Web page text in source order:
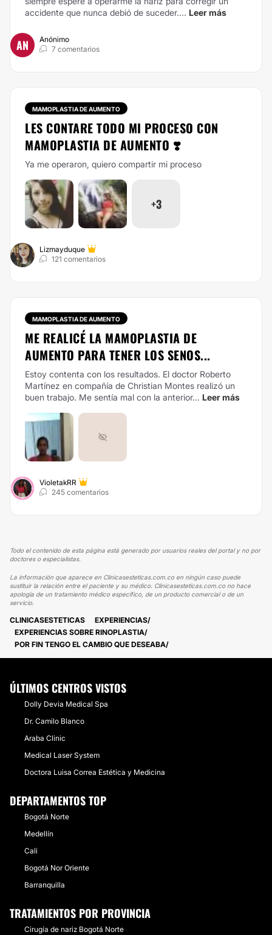
accidente que nunca debió de suceder.... Leer más
AN
Anónimo
7 comentarios
MAMOPLASTIA DE AUMENTO
LES CONTARE TODO MI PROCESO CON
MAMOPLASTIA DE AUMENTO ❣️
Ya me operaron, quiero compartir mi proceso
+3
Lizmayduque
121 comentarios
MAMOPLASTIA DE AUMENTO
ME REALICÉ LA MAMOPLASTIA DE
AUMENTO PARA TENER LOS SENOS...
Estoy contenta con los resultados. El doctor Roberto
Martínez en compañía de Christian Montes realizó un
buen trabajo. Me sentía mal con la anterior... Leer más
VioletakRR
245 comentarios
Todo el contenido de esta página está generado por usuarios reales del portal y no por
doctores o especialistas.
La información que aparece en Clinicasesteticas.com.co en ningún caso puede
sustituir la relación entre el paciente y su médico. Clinicasesteticas.com.co no hace
apología de un tratamiento médico específico, de un producto comercial o de un
servicio.
CLINICASESTETICAS
EXPERIENCIAS
EXPERIENCIAS SOBRE RINOPLASTIA
POR FIN TENGO EL CAMBIO QUE DESEABA
ÚLTIMOS CENTROS VISTOS
Dolly Devia Medical Spa
Dr. Camilo Blanco
Araba Clinic
Medical Laser System
Doctora Luisa Correa Estética y Medicina
DEPARTAMENTOS TOP
Bogotá Norte
Medellín
Cali
Bogotá Nor Oriente
Barranquilla
TRATAMIENTOS POR PROVINCIA
Cirugía de nariz Bogotá Norte